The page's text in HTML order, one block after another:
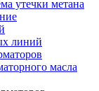
утечки метана
линий
масла